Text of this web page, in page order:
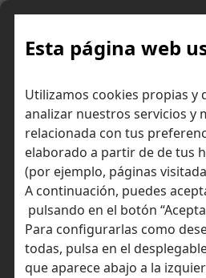
Esta página web
Utilizamos cookies propias y
analizar nuestros servicios y
relacionada con tus
elaborado a partir de de tus
(por ejemplo, páginas
A continuación, puedes
pulsando en el botón
Para configurarlas como
todas, pulsa en el
que aparece abajo a la
Skip
Inicio Consejos para invertir
sacarles provecho